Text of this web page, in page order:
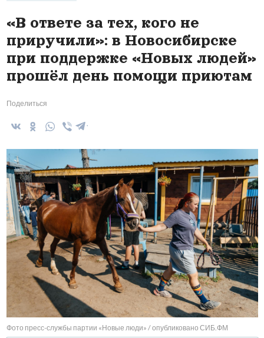
«В ответе за тех, кого не
приручили»: в Новосибирске
при поддержке «Новых людей»
прошёл день помощи приютам
Поделиться
Фото пресс-службы партии «Новые люди» / опубликовано СИБ.ФМ